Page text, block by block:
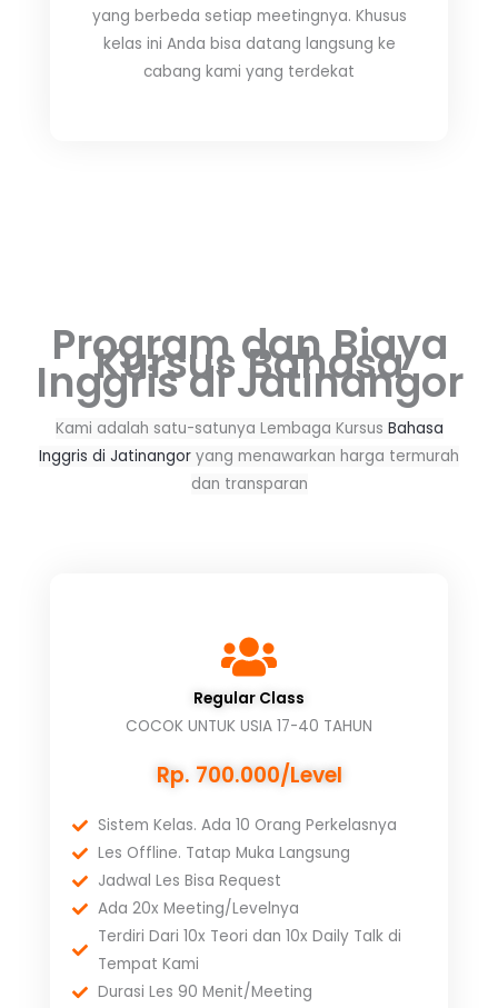
yang berbeda setiap meetingnya. Khusus
kelas ini Anda bisa datang langsung ke
cabang kami yang terdekat
Program dan Biaya
Kursus Bahasa
Inggris di Jatinangor
Kami adalah satu-satunya Lembaga Kursus Bahasa
Inggris di Jatinangor yang menawarkan harga termurah
dan transparan
Regular Class
COCOK UNTUK USIA 17-40 TAHUN
Rp. 700.000/Level
Sistem Kelas. Ada 10 Orang Perkelasnya
Les Offline. Tatap Muka Langsung
Jadwal Les Bisa Request
Ada 20x Meeting/Levelnya
Terdiri Dari 10x Teori dan 10x Daily Talk di
Tempat Kami
Durasi Les 90 Menit/Meeting